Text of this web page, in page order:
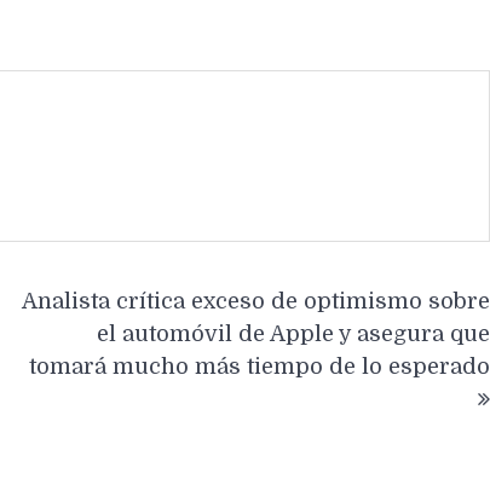
Analista crítica exceso de optimismo sobre
el automóvil de Apple y asegura que
tomará mucho más tiempo de lo esperado